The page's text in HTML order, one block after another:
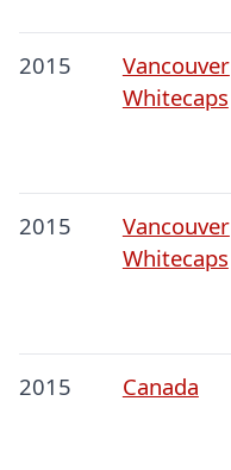
2015
Vancouver
Whitecaps
2015
Vancouver
Whitecaps
2015 Canada